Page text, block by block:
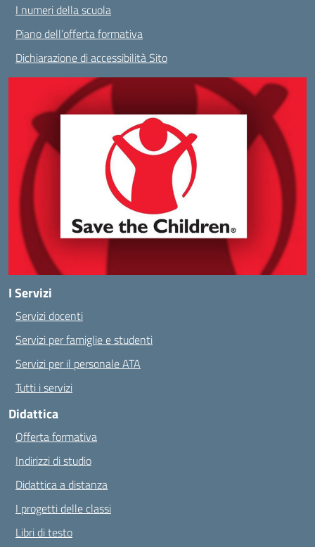
I numeri della scuola
Piano dell’offerta formativa
Dichiarazione di accessibilità Sito
I Servizi
Servizi docenti
Servizi per famiglie e studenti
Servizi per il personale ATA
Tutti i servizi
Didattica
Offerta formativa
Indirizzi di studio
Didattica a distanza
I progetti delle classi
Libri di testo